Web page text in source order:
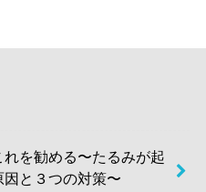
れを勧める〜たるみが起
因と３つの対策〜